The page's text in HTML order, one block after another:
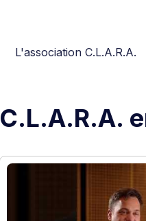
L'association C.L.A.R.A.
C.L.A.R.A.